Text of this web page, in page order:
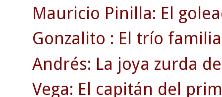
Mauricio Pinilla: El
Gonzalito : El trío
Andrés: La joya zurda
Vega: El capitán del